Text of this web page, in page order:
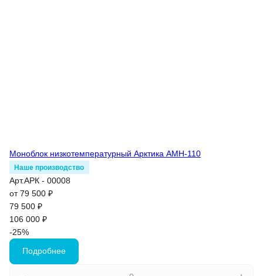
Моноблок низкотемпературный Арктика АМН-110
Наше производство
Арт.АРК - 00008
от 79 500 ₽
79 500 ₽
106 000 ₽
-25%
Подробнее